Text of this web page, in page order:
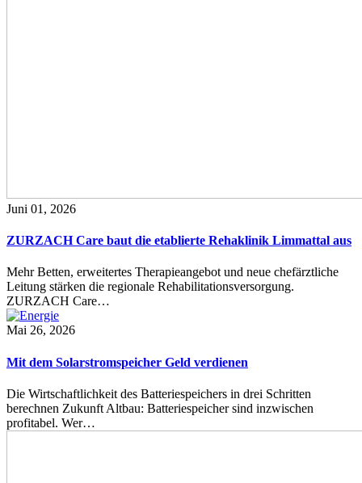
Juni 01, 2026
ZURZACH Care baut die etablierte Rehaklinik Limmattal aus
Mehr Betten, erweitertes Therapieangebot und neue chefärztliche
Leitung stärken die regionale Rehabilitationsversorgung.
ZURZACH Care…
Mai 26, 2026
Mit dem Solarstromspeicher Geld verdienen
Die Wirtschaftlichkeit des Batteriespeichers in drei Schritten
berechnen Zukunft Altbau: Batteriespeicher sind inzwischen
profitabel. Wer…